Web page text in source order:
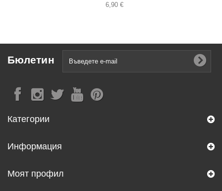
6,90 €
Бюлетин
Категории
Информация
Моят профил